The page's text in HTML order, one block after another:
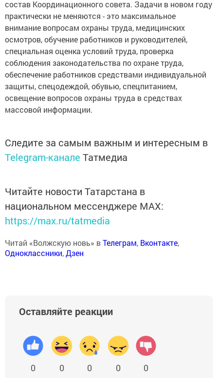
состав Координационного совета. Задачи в новом году
практически не меняются - это максимальное
внимание вопросам охраны труда, медицинских
осмотров, обучение работников и руководителей,
специальная оценка условий труда, проверка
соблюдения законодательства по охране труда,
обеспечение работников средствами индивидуальной
защиты, спецодеждой, обувью, спецпитанием,
освещение вопросов охраны труда в средствах
массовой информации.
Следите за самым важным и интересным в
Telegram-канале Татмедиа
Читайте новости Татарстана в
национальном мессенджере MАХ:
https://max.ru/tatmedia
Читай «Волжскую новь» вТелеграм, Вконтакте,
Одноклассники,Дзен
Оставляйте реакции
0 0 0 0 0